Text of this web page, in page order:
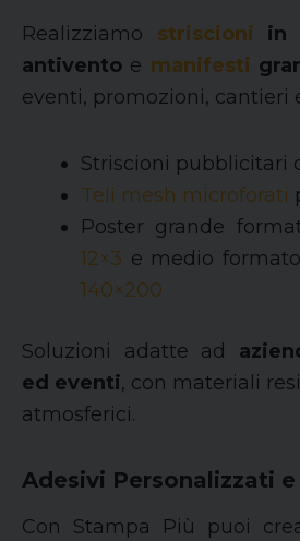
Realizziamo striscioni in
antivento e manifesti
eventi, promozioni, cantieri
Striscioni pubblicitari
Teli mesh microforati
Poster grande
12×3 e medio
140×200
Soluzioni adatte ad
ed eventi, con materiali
atmosferici.
Adesivi Personalizzati
Con Stampa Più puoi